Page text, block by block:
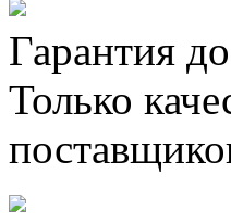
Гарантия
Только